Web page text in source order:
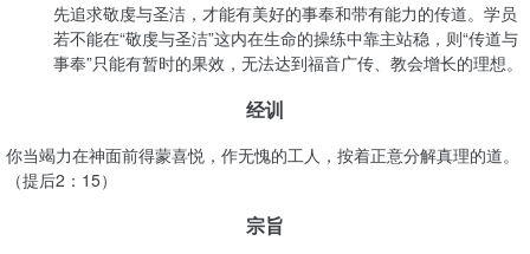
先追求敬虔与圣洁，才能有美好的事奉和带有能力的传道。学员
若不能在“敬虔与圣洁”这内在生命的操练中靠主站稳，则“传道与
事奉”只能有暂时的果效，无法达到福音广传、教会增长的理想。
经训
你当竭力在神面前得蒙喜悦，作无愧的工人，按着正意分解真理的道。
（提后2：15）
宗旨